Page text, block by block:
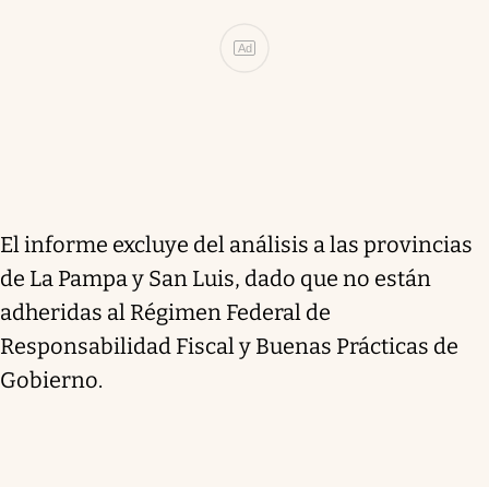
Ad
El informe excluye del análisis a las provincias
de La Pampa y San Luis, dado que no están
adheridas al Régimen Federal de
Responsabilidad Fiscal y Buenas Prácticas de
Gobierno.